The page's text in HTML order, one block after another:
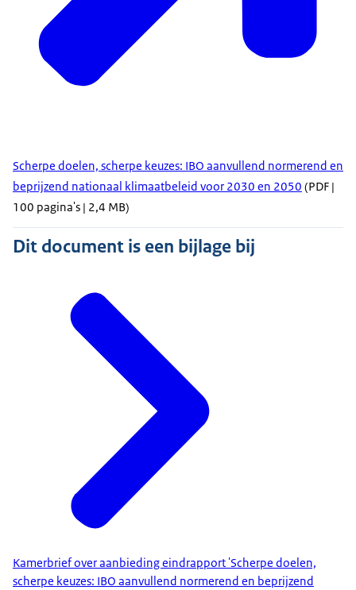
Scherpe doelen, scherpe keuzes: IBO aanvullend normerend en
beprijzend nationaal klimaatbeleid voor 2030 en 2050 (PDF |
100 pagina's | 2,4 MB)
Dit document is een bijlage bij
Kamerbrief over aanbieding eindrapport 'Scherpe doelen,
scherpe keuzes: IBO aanvullend normerend en beprijzend